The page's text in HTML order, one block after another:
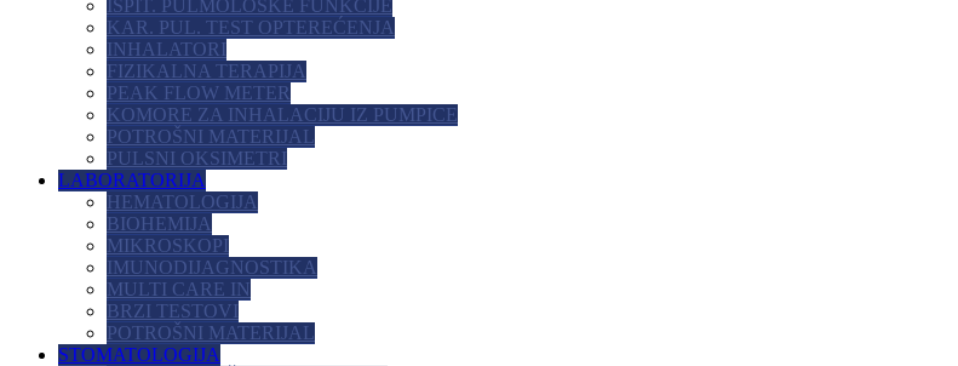
ISPIT. PULMOLOŠKE FUNKCIJE
KAR. PUL. TEST OPTEREĆENJA
INHALATORI
FIZIKALNA TERAPIJA
PEAK FLOW METER
KOMORE ZA INHALACIJU IZ PUMPICE
POTROŠNI MATERIJAL
PULSNI OKSIMETRI
LABORATORIJA
HEMATOLOGIJA
BIOHEMIJA
MIKROSKOPI
IMUNODIJAGNOSTIKA
MULTI CARE IN
BRZI TESTOVI
POTROŠNI MATERIJAL
STOMATOLOGIJA